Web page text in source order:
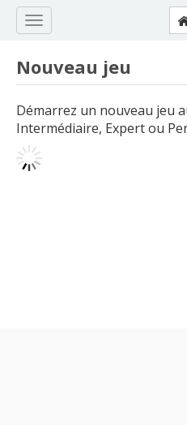
Nouveau jeu
Démarrez un nouveau jeu
Intermédiaire, Expert ou